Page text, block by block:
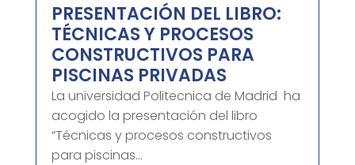
PRESENTACIÓN DEL LIBRO:
TÉCNICAS Y PROCESOS
CONSTRUCTIVOS PARA
PISCINAS PRIVADAS
La universidad Politecnica de Madrid ha
acogido la presentación del libro
“Técnicas y procesos constructivos
para piscinas...